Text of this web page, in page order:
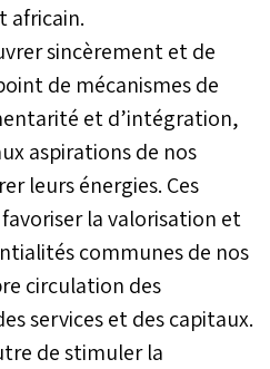
africain.
sincèrement et de
de mécanismes de
et d’intégration,
aspirations de nos
leurs énergies. Ces
la valorisation et
communes de nos
circulation des
services et des capitaux.
de stimuler la